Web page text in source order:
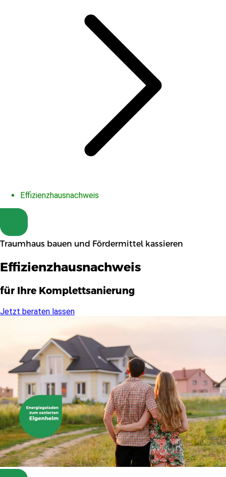
Effizienzhausnachweis
Traumhaus bauen und Fördermittel kassieren
Effizienzhausnachweis
für Ihre Komplettsanierung
Jetzt beraten lassen